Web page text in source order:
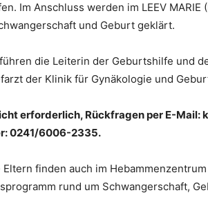
Im Anschluss werden im LEEV MARIE
und Geburt geklärt.
die Leiterin der Geburtshilfe und
der Klinik für Gynäkologie und
erforderlich, Rückfragen per E-Mail:
0241/6006-2335.
finden auch im
rund um Schwangerschaft,